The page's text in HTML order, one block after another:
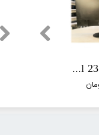
مانیتور Dell 2318H